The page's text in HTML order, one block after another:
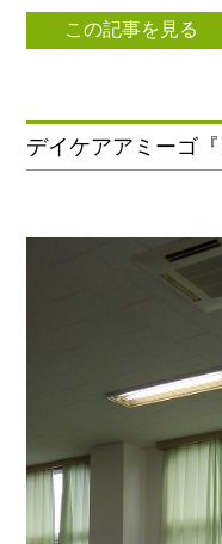
この記事を見る
デイケアアミーゴ